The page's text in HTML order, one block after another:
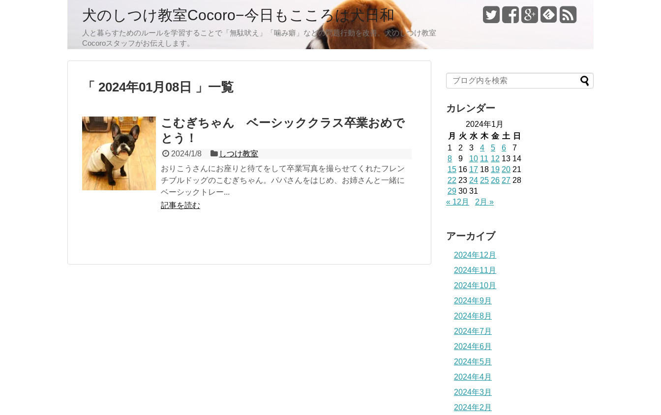
犬のしつけ教室Cocoro−今日もこころは犬日和
人と暮らすためのルールを学習することで「無駄吠え」「噛み癖」などの問題行動を改善。犬のしつけ教室
Cocoroスタッフがお伝えします。
2024年01月08日 一覧
こむぎちゃん ベーシッククラス卒業おめで
とう！
2024/1/8
しつけ教室
おりこうさんにお座りと待てをして卒業写真を撮らせてくれたフレン
チブルドッグのこむぎちゃん。パパさんをはじめ、お姉さんと一緒に
ベーシックトレー...
記事を読む
カレンダー
2024年1月
月
火 水 木 金 土
日
1
2 3 4 5 6
7
8
9 10 11 12 13 14
15 16 17 18 19 20 21
22 23 24 25 26 27 28
29 30 31
« 12月
2月 »
アーカイブ
2024年12月
2024年11月
2024年10月
2024年9月
2024年8月
2024年7月
2024年6月
2024年5月
2024年4月
2024年3月
2024年2月